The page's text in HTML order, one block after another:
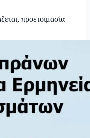
προετοιμασία